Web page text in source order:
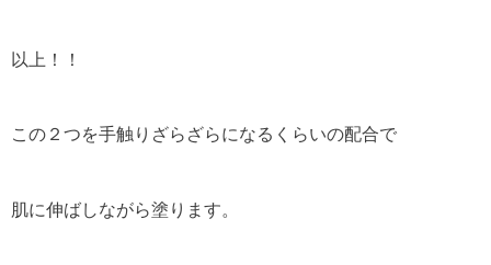
以上！！
この２つを手触りざらざらになるくらいの配合で
肌に伸ばしながら塗ります。